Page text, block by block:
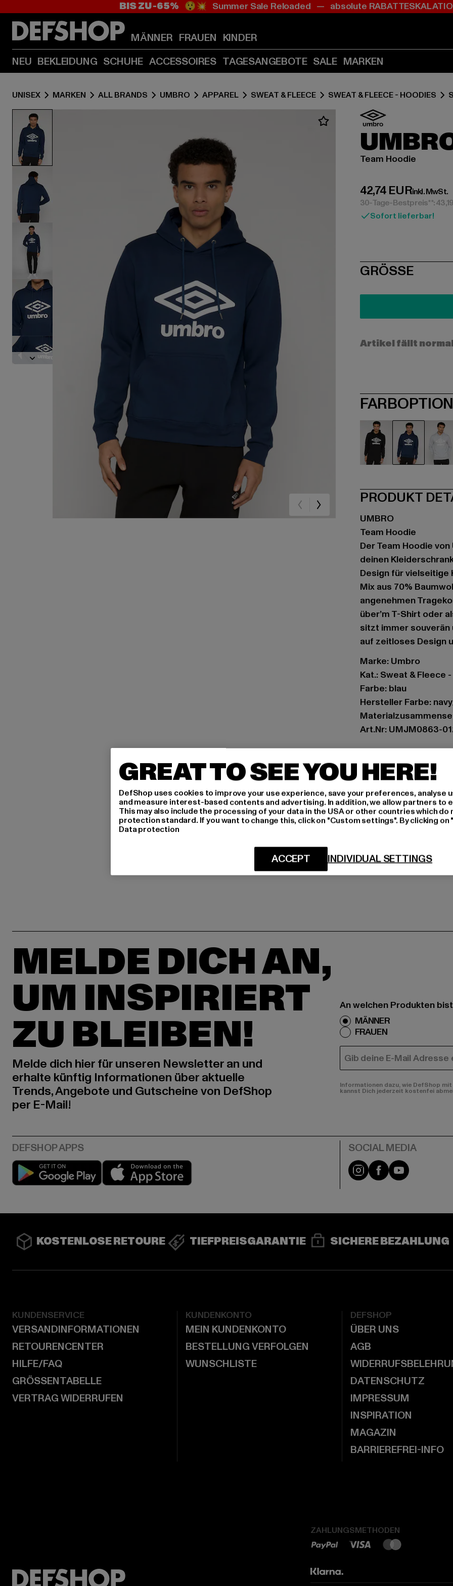
Zum
(Enter
drücken)
Zum
(Enter
drücken)
BIS ZU -65% 😲💥 Summer Sale Reloaded — absolute
MÄNNER FRAUEN KINDER
NEU BEKLEIDUNG SCHUHE ACCESSOIRES TAGESANGEBOTE SALE MARKEN
UNISEX MARKEN ALL BRANDS UMBRO APPAREL SWEAT & FLEECE SWEAT & FLEECE - HOODIES
Team Hoodie
42,74 EUR
Derzeitiger Preis:
inkl. MwSt.
30-Tage-Bestpreis**:
Sofort lieferbar!
SIZE
GRÖSSE
Artikel fällt
PRODUKT
UMBRO
Team Hoodie
Der Team Hoodie
deinen
Design für
Mix aus 70%
angenehmen
über’m T-Shirt oder
sitzt immer
auf zeitloses Design
Marke: Umbro
Kat.: Sweat & Fleece
Farbe: blau
Hersteller Farbe:
Art.Nr: UMJM0863-
Umbro House 54 |
GRÖSSE
LIEFERUNG &
MELDE DICH AN,
UM INSPIRIERT
ZU BLEIBEN!
Melde dich hier für unseren Newsletter an und
erhalte künftig Informationen über aktuelle
Trends, Angebote und Gutscheine von DefShop
per E-Mail!
An welchen Produkten
MÄNNER
FRAUEN
E-MAIL
Informationen dazu, wie DefShop
kannst Dich jederzeit kostenfei
Play market Instagram
FacebookYouTube
KOSTENLOSE RETOURE TIEFPREISGARANTIE SICHERE BEZAHLUNG
KUNDENSERVICE
VERSANDINFORMATIONEN
RETOURENCENTER
HILFE/FAQ
GRÖSSENTABELLE
VERTRAG WIDERRUFEN
KUNDENKONTO
MEIN KUNDENKONTO
BESTELLUNG VERFOLGEN
WUNSCHLISTE
DEFSHOP
ÜBER UNS
AGB
DATENSCHUTZ
IMPRESSUM
INSPIRATION
MAGAZIN
BARRIEREFREI-INFO
ZAHLUNGSMETHODEN
GREAT TO SEE YOU HERE!
DefShop uses cookies to improve your use experience, save your preferences, analyse
and measure interest-based contents and advertising. In addition, we allow partners to
This may also include the processing of your data in the USA or other countries which do
protection standard. If you want to change this, click on "Custom settings". By clicking
Data protection
INDIVIDUAL SETTINGS
ACCEPT